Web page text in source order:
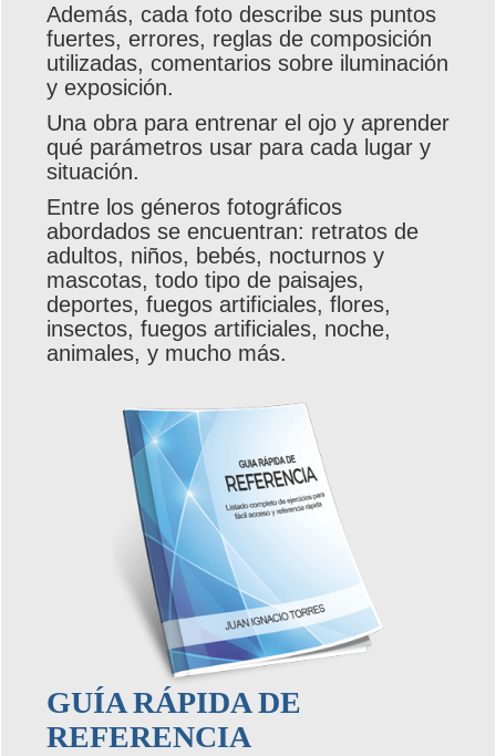
Además, cada foto describe sus puntos
fuertes, errores, reglas de composición
utilizadas, comentarios sobre iluminación
y exposición.
Una obra para entrenar el ojo y aprender
qué parámetros usar para cada lugar y
situación.
Entre los géneros fotográficos
abordados se encuentran: retratos de
adultos, niños, bebés, nocturnos y
mascotas, todo tipo de paisajes,
deportes, fuegos artificiales, flores,
insectos, fuegos artificiales, noche,
animales, y mucho más.
GUÍA RÁPIDA DE
REFERENCIA